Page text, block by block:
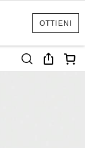
OTTIENI